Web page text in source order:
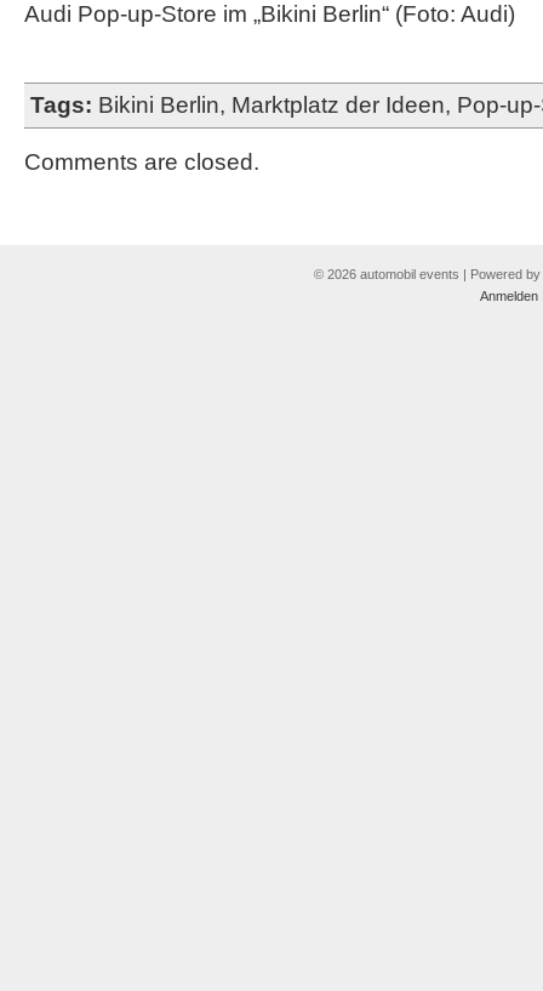
Audi Pop-up-Store im „Bikini Berlin“ (Foto: Audi)
Tags: Bikini Berlin, Marktplatz der Ideen, Pop-
Comments are closed.
© 2026 automobil events | Powered by
Anmelden|